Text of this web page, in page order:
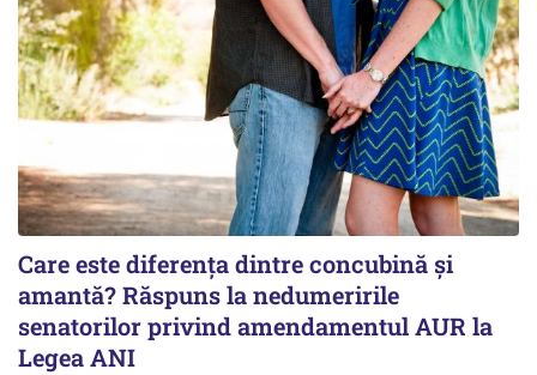
Care este diferența dintre concubină și
amantă? Răspuns la nedumeririle
senatorilor privind amendamentul AUR la
Legea ANI